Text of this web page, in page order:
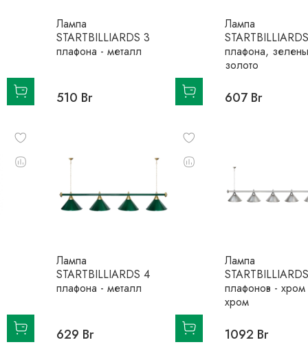
Лампа
STARTBILLIARDS 3
плафона - металл
510 Br
Лампа
плафона,
золото
607 Br
Лампа
STARTBILLIARDS 4
плафона - металл
629 Br
Лампа
плафонов -
хром
1092 Br